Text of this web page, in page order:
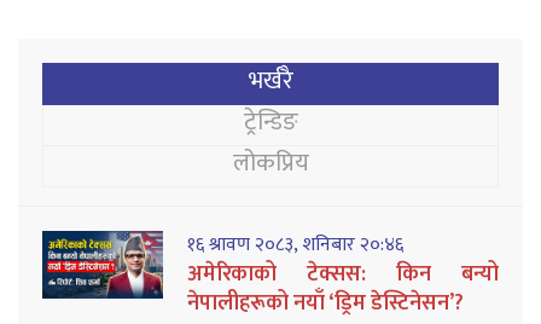
भर्खरै
ट्रेन्डिङ
लोकप्रिय
१६ श्रावण २०८३, शनिबार २०:४६
अमेरिकाको टेक्सस: किन बन्यो
नेपालीहरूको नयाँ ‘ड्रिम डेस्टिनेसन’?